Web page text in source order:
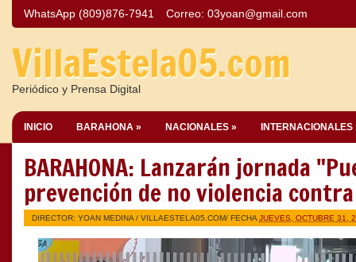
WhatsApp (809)876-7941 Correo: 03yoan@gmail.com
VillaEstela05.com
Periódico y Prensa Digital
INICIO BARAHONA » NACIONALES » INTERNACIONALES
BARAHONA: Lanzarán jornada
prevención de no violencia
DIRECTOR: YOAN MEDINA / VILLAESTELA05.COM/ FECHA JUEVES, OCTUBRE 31,